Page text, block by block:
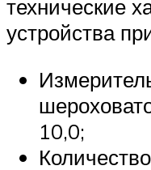
технические
устройства
10,0;